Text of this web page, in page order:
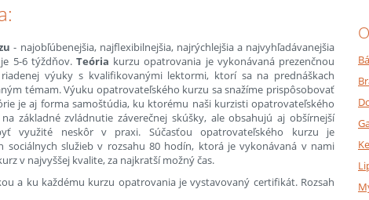
- najobľúbenejšia, najflexibilnejšia, najrýchlejšia a najvyhľadávanejšia
5-6 týždňov. Teória kurzu opatrovania je vykonávaná prezenčnou
výuky s kvalifikovanými lektormi, ktorí sa na prednáškach
témam. Výuku opatrovateľského kurzu sa snažíme prispôsobovať
je aj forma samoštúdia, ku ktorému naši kurzisti opatrovateľského
základné zvládnutie záverečnej skúšky, ale obsahujú aj obšírnejší
využité neskôr v praxi. Súčasťou opatrovateľského kurzu je
sociálnych služieb v rozsahu 80 hodín, ktorá je vykonávaná v nami
v najvyššej kvalite, za najkratší možný čas.
a ku každému kurzu opatrovania je vystavovaný certifikát. Rozsah